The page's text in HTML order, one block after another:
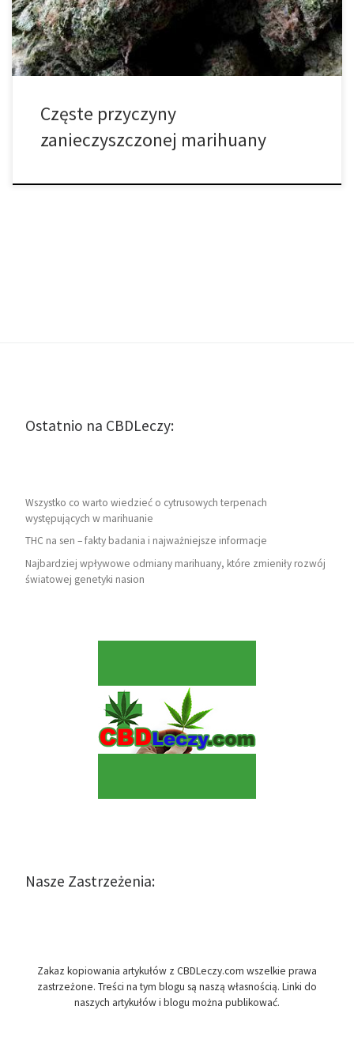
powinny posiadać własny termometr oraz higrometr, aby mieć
pewność, że jest […]
Częste przyczyny
zanieczyszczonej marihuany
Ostatnio na CBDLeczy:
Wszystko co warto wiedzieć o cytrusowych terpenach
występujących w marihuanie
THC na sen – fakty badania i najważniejsze informacje
Najbardziej wpływowe odmiany marihuany, które zmieniły rozwój
światowej genetyki nasion
Nasze Zastrzeżenia:
Zakaz kopiowania artykułów z CBDLeczy.com wszelkie prawa
zastrzeżone. Treści na tym blogu są naszą własnością. Linki do
naszych artykułów i blogu można publikować.